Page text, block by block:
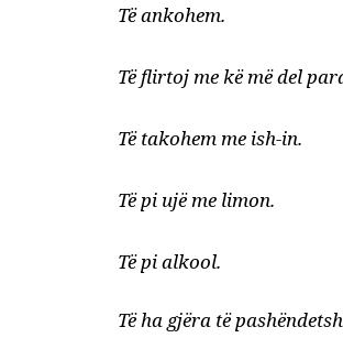
Të ankohem.
Të flirtoj me kë më del
Të takohem me ish-in.
Të pi ujë me limon.
Të pi alkool.
Të ha gjëra të